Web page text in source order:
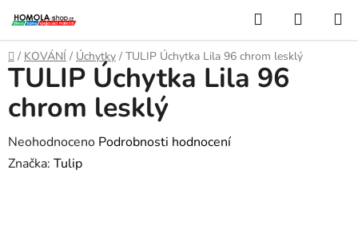
na
obsah
Hledat
KOŠÍK
Domů
/ KOVÁNÍ / Úchytky / TULIP Úchytka Lila 96 chrom lesklý
TULIP Úchytka Lila 96
chrom lesklý
Průměrné
hodnocení
Neohodnoceno Podrobnosti hodnocení
Značka: Tulip